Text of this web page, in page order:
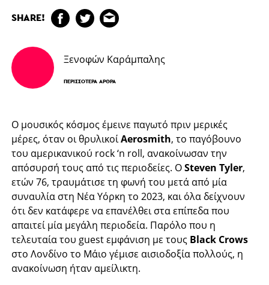
SHARE!
Ξενοφών Καράμπαλης
ΠΕΡΙΣΣΌΤΕΡΑ ΆΡΘΡΑ
Ο μουσικός κόσμος έμεινε παγωτό πριν μερικές
μέρες, όταν οι θρυλικοίAerosmith, το παγόβουνο
του αμερικανικού rock ‘n roll, ανακοίνωσαν την
απόσυρσή τους από τις περιοδείες. ΟSteven Tyler,
ετών 76, τραυμάτισε τη φωνή του μετά από μία
συναυλία στη Νέα Υόρκη το 2023, και όλα δείχνουν
ότι δεν κατάφερε να επανέλθει στα επίπεδα που
απαιτεί μία μεγάλη περιοδεία. Παρόλο που η
τελευταία του guest εμφάνιση με τους Black Crows
στο Λονδίνο το Μάιο γέμισε αισιοδοξία πολλούς, η
ανακοίνωση ήταν αμείλικτη.